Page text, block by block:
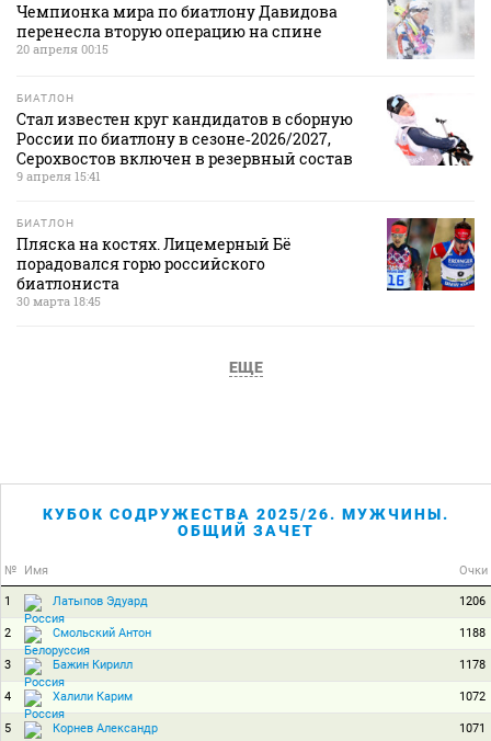
Чемпионка мира по биатлону Давидова
перенесла вторую операцию на спине
20 апреля 00:15
БИАТЛОН
Стал известен круг кандидатов в сборную
России по биатлону в сезоне‑2026/2027,
Серохвостов включен в резервный состав
9 апреля 15:41
БИАТЛОН
Пляска на костях. Лицемерный Бё
порадовался горю российского
биатлониста
30 марта 18:45
ЕЩЕ
КУБОК СОДРУЖЕСТВА 2025/26. МУЖЧИНЫ.
ОБЩИЙ ЗАЧЕТ
№ Имя Очки
1 Латыпов Эдуард 1206
2 Смольский Антон 1188
3 Бажин Кирилл 1178
4 Халили Карим 1072
5 Корнев Александр 1071